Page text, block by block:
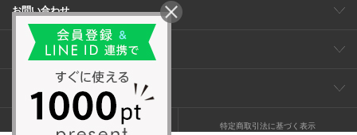
会員特典
ご購入・配送について
返品について
ギフト包装
FAQ
サイトマップ
お問い合わせ
メールでのお問い合わせ
お修理についてのお問い合わせお電話でのご注文・お問い合わせ
0120-03-6961
（平日10：30～17：00）
※毎週火曜日はお電話窓口の営業を
お休みさせていただきます
アンテプリマ
ブランドサイト
ショップリスト
ワイヤーバッグについて
オンラインストアニュース
企業情報
採用情報 プライバシーポリシー 特定商取引法に基づく表示